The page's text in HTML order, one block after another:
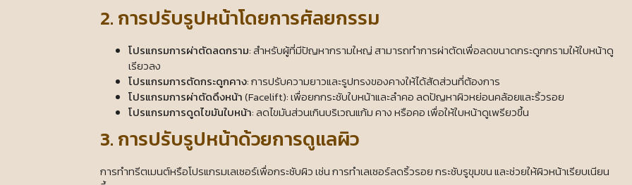
2. การปรับรูปหน้าโดยการศัลยกรรม
โปรแกรมการผ่าตัดลดกราม: สำหรับผู้ที่มีปัญหากรามใหญ่ สามารถทำการผ่าตัดเพื่อลดขนาดกระดูกกรามให้ใบหน้าดู
เรียวลง
โปรแกรมการตัดกระดูกคาง: การปรับความยาวและรูปทรงของคางให้ได้สัดส่วนที่ต้องการ
โปรแกรมการผ่าตัดดึงหน้า(Facelift): เพื่อยกกระชับใบหน้าและลำคอ ลดปัญหาผิวหย่อนคล้อยและริ้วรอย
โปรแกรมการดูดไขมันใบหน้า: ลดไขมันส่วนเกินบริเวณแก้ม คาง หรือคอ เพื่อให้ใบหน้าดูเพรียวขึ้น
3. การปรับรูปหน้าด้วยการดูแลผิว
การทำทรีตเมนต์หรือโปรแกรมเลเซอร์เพื่อกระชับผิว เช่น การทำเลเซอร์ลดริ้วรอย กระชับรูขุมขน และช่วยให้ผิวหน้าเรียบเนียน